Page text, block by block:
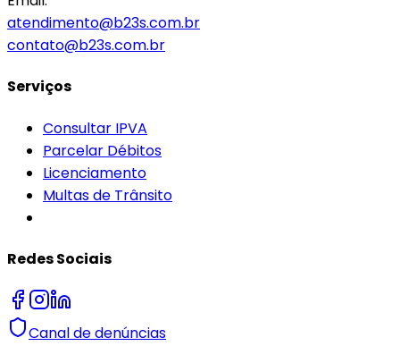
atendimento@b23s.com.br
contato@b23s.com.br
Serviços
Consultar IPVA
Parcelar Débitos
Licenciamento
Multas de Trânsito
Redes Sociais
Canal de denúncias